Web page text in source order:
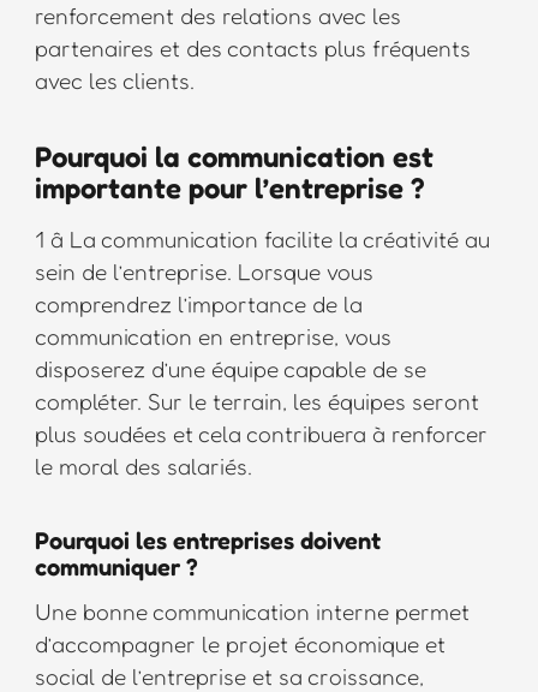
renforcement des relations avec les
partenaires et des contacts plus fréquents
avec les clients.
Pourquoi la communication est
importante pour l’entreprise ?
1 â La communication facilite la créativité au
sein de l’entreprise. Lorsque vous
comprendrez l’importance de la
communication en entreprise, vous
disposerez d’une équipe capable de se
compléter. Sur le terrain, les équipes seront
plus soudées et cela contribuera à renforcer
le moral des salariés.
Pourquoi les entreprises doivent
communiquer ?
Une bonne communication interne permet
d’accompagner le projet économique et
social de l’entreprise et sa croissance,